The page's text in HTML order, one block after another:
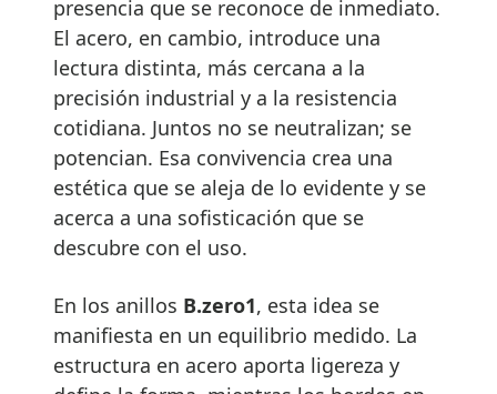
presencia que se reconoce de inmediato.
El acero, en cambio, introduce una
lectura distinta, más cercana a la
precisión industrial y a la resistencia
cotidiana. Juntos no se neutralizan; se
potencian. Esa convivencia crea una
estética que se aleja de lo evidente y se
acerca a una sofisticación que se
descubre con el uso.
En los anillos B.zero1, esta idea se
manifiesta en un equilibrio medido. La
estructura en acero aporta ligereza y